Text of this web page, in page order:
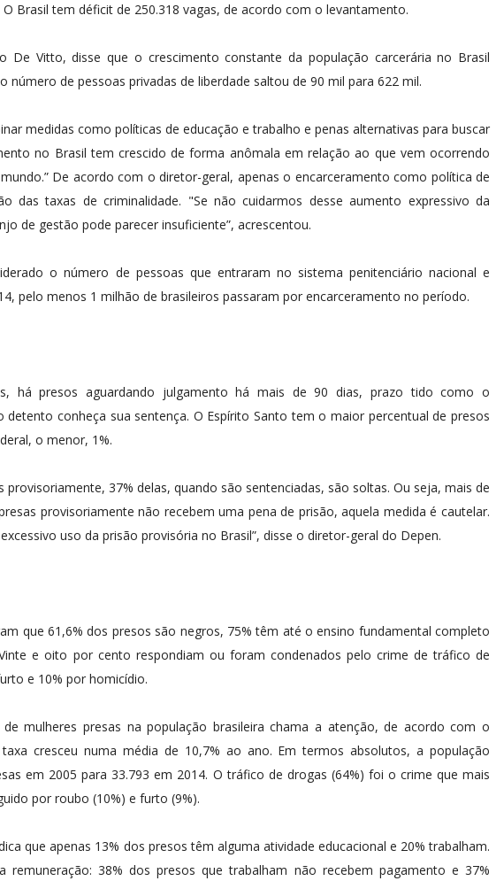
Brasil tem déficit de 250.318 vagas, de acordo com o levantamento.
De Vitto, disse que o crescimento constante da população carcerária no Brasil
número de pessoas privadas de liberdade saltou de 90 mil para 622 mil.
medidas como políticas de educação e trabalho e penas alternativas para buscar
no Brasil tem crescido de forma anômala em relação ao que vem ocorrendo
De acordo com o diretor-geral, apenas o encarceramento como política de
das taxas de criminalidade. "Se não cuidarmos desse aumento expressivo da
de gestão pode parecer insuficiente”, acrescentou.
o número de pessoas que entraram no sistema penitenciário nacional e
pelo menos 1 milhão de brasileiros passaram por encarceramento no período.
há presos aguardando julgamento há mais de 90 dias, prazo tido como o
conheça sua sentença. O Espírito Santo tem o maior percentual de presos
o menor, 1%.
provisoriamente, 37% delas, quando são sentenciadas, são soltas. Ou seja, mais de
provisoriamente não recebem uma pena de prisão, aquela medida é cautelar.
uso da prisão provisória no Brasil”, disse o diretor-geral do Depen.
que 61,6% dos presos são negros, 75% têm até o ensino fundamental completo
e oito por cento respondiam ou foram condenados pelo crime de tráfico de
e 10% por homicídio.
mulheres presas na população brasileira chama a atenção, de acordo com o
cresceu numa média de 10,7% ao ano. Em termos absolutos, a população
em 2005 para 33.793 em 2014. O tráfico de drogas (64%) foi o crime que mais
por roubo (10%) e furto (9%).
que apenas 13% dos presos têm alguma atividade educacional e 20% trabalham.
remuneração: 38% dos presos que trabalham não recebem pagamento e 37%